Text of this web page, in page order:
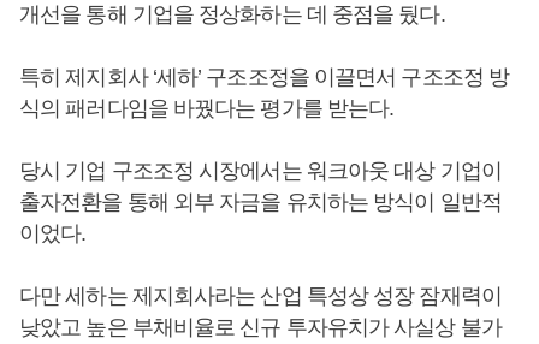
개선을 통해 기업을 정상화하는 데 중점을 뒀다.
특히 제지회사 ‘세하’ 구조조정을 이끌면서 구조조정 방
식의 패러다임을 바꿨다는 평가를 받는다.
당시 기업 구조조정 시장에서는 워크아웃 대상 기업이
출자전환을 통해 외부 자금을 유치하는 방식이 일반적
이었다.
다만 세하는 제지회사라는 산업 특성상 성장 잠재력이
낮았고 높은 부채비율로 신규 투자유치가 사실상 불가